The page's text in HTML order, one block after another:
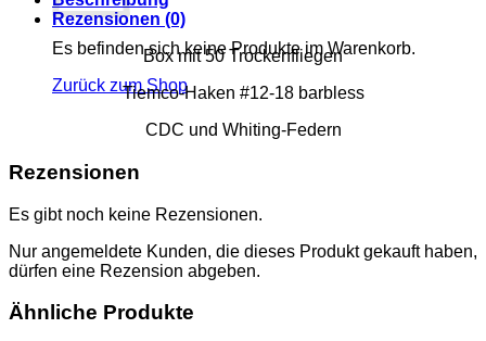
Es befinden sich keine Produkte im Warenkorb.
Zurück zum Shop
Rezensionen (0)
Box mit 50 Trockenfliegen
Tiemco-Haken #12-18 barbless
CDC und Whiting-Federn
Rezensionen
Es gibt noch keine Rezensionen.
Nur angemeldete Kunden, die dieses Produkt gekauft haben,
dürfen eine Rezension abgeben.
Ähnliche Produkte